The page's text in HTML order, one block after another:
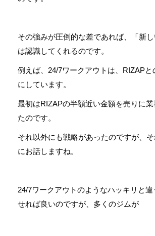
その強みが圧倒的な差であれば、「新
は認識してくれるのです。
例えば、24/7ワークアウトは、RIZAPと
にしています。
最初はRIZAPの半額近い金額を売りに
たのです。
それ以外にも戦略があったのですが、
にお話しますね。
24/7ワークアウトのようなハッキリと
せれば良いのですが、多くのジムが